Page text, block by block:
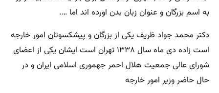
به اسم بزرگان و عنوان زبان بدن اورده اند اما ….
دکتر محمد جواد ظریف یکی از بزرگان و پیشکسوتان امور خارجه
است زاده دی ماه سال ۱۳۳۸ تهران است ایشان یکی از اعضای
شورای عالی جمعیت هلال احمر جهموری اسلامی ایران و در
حال حاضر وزیر امور خارجه